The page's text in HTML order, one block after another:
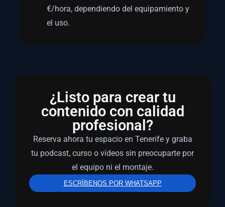
€/hora, dependiendo del equipamiento y
el uso.
¿Listo para crear tu
contenido con calidad
profesional?
Reserva ahora tu espacio en Tenerife y graba
tu podcast, curso o vídeos sin preocuparte por
el equipo ni el montaje.
ESCRÍBENOS POR WHATSAPP